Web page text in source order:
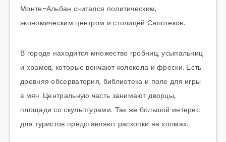
Монте-Альбан считался политическим,
экономическим центром и столицей Сапотеков.
В городе находится множество гробниц, усыпальниц
и храмов, которые венчают колокола и фрески. Есть
древняя обсерватория, библиотека и поле для игры
в мяч. Центральную часть занимают дворцы,
площади со скульптурами. Так же большой интерес
для туристов представляют раскопки на холмах.